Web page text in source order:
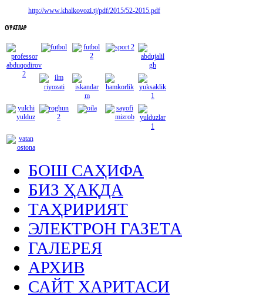
http://www.khalkovozi.tj/pdf/2015/52-2015.pdf
СУРАТЛАР
БОШ САҲИФА
БИЗ ҲАҚДА
ТАҲРИРИЯТ
ЭЛЕКТРОН ГАЗЕТА
ГАЛЕРЕЯ
АРХИВ
САЙТ ХАРИТАСИ